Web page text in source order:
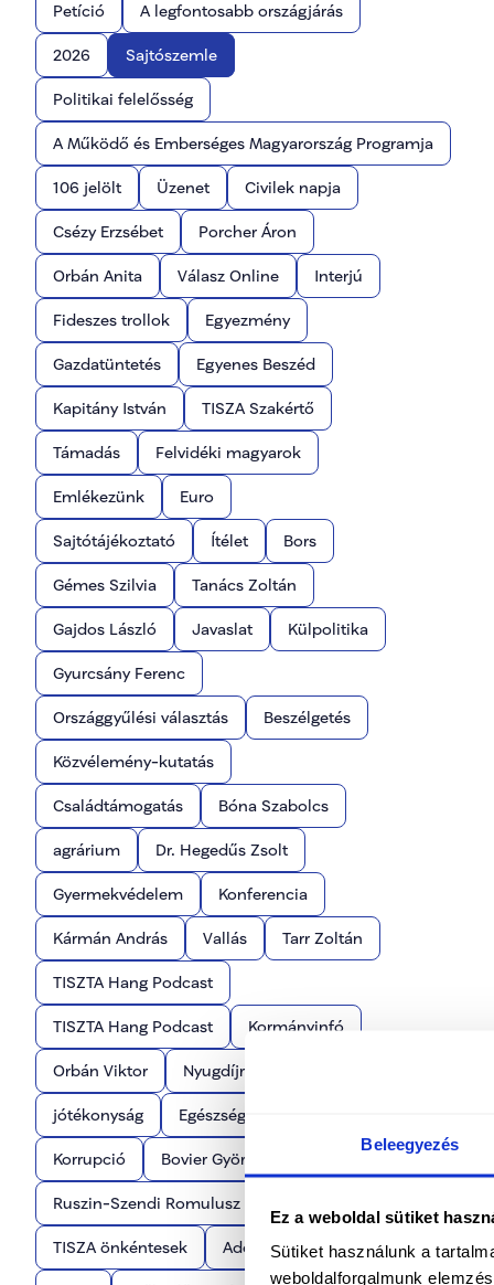
Beleegyezés
Ez a weboldal sütiket
Sütiket használunk a
weboldalforgalmunk
Petíció A legfontosabb országjárás
2026 Sajtószemle
Politikai felelősség
A Működő és Emberséges Magyarország Programja
106 jelölt Üzenet Civilek napja
Csézy Erzsébet Porcher Áron
Orbán Anita Válasz Online Interjú
Fideszes trollok Egyezmény
Gazdatüntetés Egyenes Beszéd
Kapitány István TISZA Szakértő
Támadás Felvidéki magyarok
Emlékezünk Euro
Sajtótájékoztató Ítélet Bors
Gémes Szilvia Tanács Zoltán
Gajdos László Javaslat Külpolitika
Gyurcsány Ferenc
Országgyűlési választás Beszélgetés
Közvélemény-kutatás
Családtámogatás Bóna Szabolcs
agrárium Dr. Hegedűs Zsolt
Gyermekvédelem Konferencia
Kármán András Vallás Tarr Zoltán
TISZTA Hang Podcast
TISZTA Hang Podcast Kormányinfó
Orbán Viktor Nyugdíjrendszer
jótékonyság Egészségügy
Korrupció Bovier György
Ruszin-Szendi Romulusz
TISZA önkéntesek Adócsökkentés